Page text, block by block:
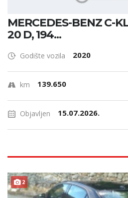
MERCEDES-BENZ C-
20 D, 194...
Godište vozila 2020
km 139.650
Objavljen 15.07.2026.
2